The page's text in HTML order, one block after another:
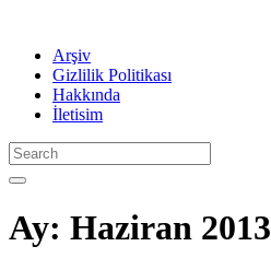
Arşiv
Gizlilik Politikası
Hakkında
İletisim
Ay: Haziran 2013